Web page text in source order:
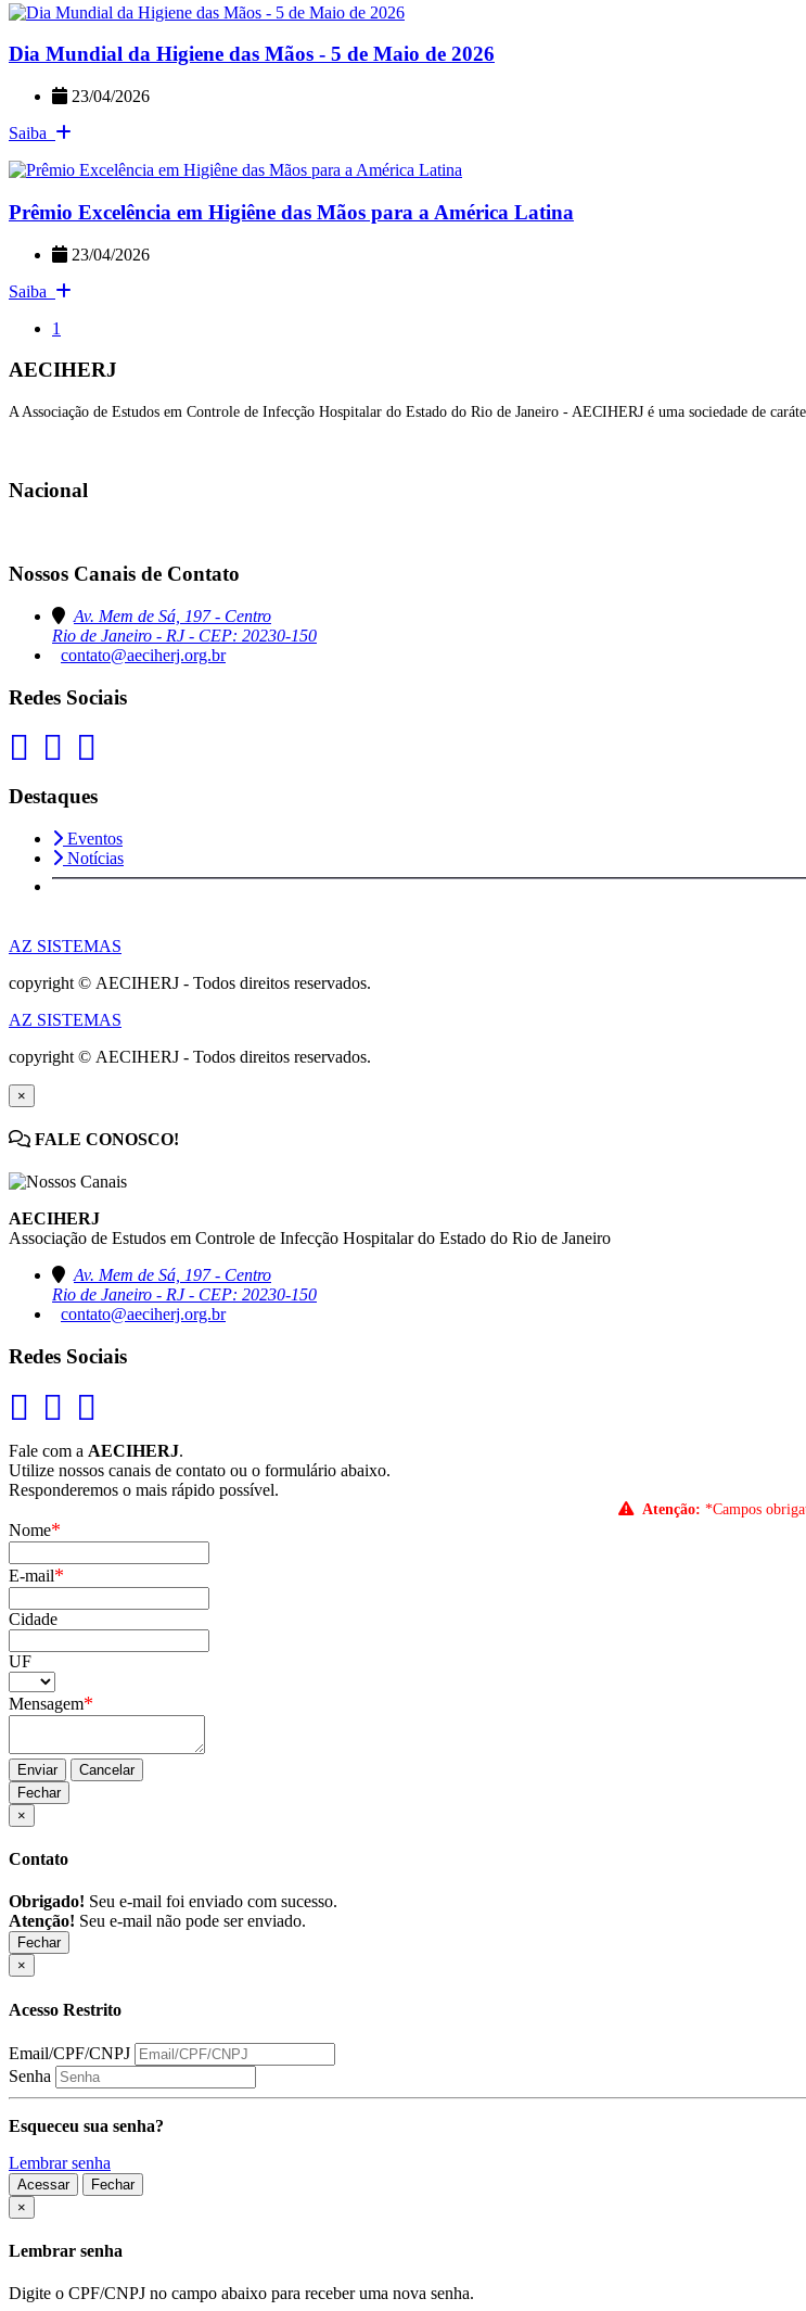
Dia Mundial da Higiene das Mãos - 5 de Maio de 2026
23/04/2026
Saiba
Prêmio Excelência em Higiêne das Mãos para a América Latina
23/04/2026
Saiba
1
AECIHERJ
A Associação de Estudos em Controle de Infecção Hospitalar do Estado do Rio de Janeiro - AECIHERJ é uma sociedade de
Nacional
Nossos Canais de Contato
Av. Mem de Sá, 197 - Centro
Rio de Janeiro - RJ - CEP: 20230-150
contato@aeciherj.org.br
Redes Sociais
Destaques
Eventos
Notícias
AZ SISTEMAS
copyright © AECIHERJ - Todos direitos reservados.
AZ SISTEMAS
copyright © AECIHERJ - Todos direitos reservados.
×
FALE CONOSCO!
AECIHERJ
Associação de Estudos em Controle de Infecção Hospitalar do Estado do Rio de Janeiro
Av. Mem de Sá, 197 - Centro
Rio de Janeiro - RJ - CEP: 20230-150
contato@aeciherj.org.br
Redes Sociais
Fale com a AECIHERJ.
Utilize nossos canais de contato ou o formulário abaixo.
Responderemos o mais rápido possível.
Atenção: *Campos
Nome*
E-mail*
Cidade
UF
Mensagem*
Enviar
Cancelar
Fechar
×
Contato
Obrigado! Seu e-mail foi enviado com sucesso.
Atenção! Seu e-mail não pode ser enviado.
Fechar
×
Acesso Restrito
Email/CPF/CNPJ
Senha
Esqueceu sua senha?
Lembrar senha
Acessar
Fechar
×
Lembrar senha
Digite o CPF/CNPJ no campo abaixo para receber uma nova senha.